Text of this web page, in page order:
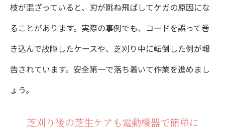
枝が混ざっていると、刃が跳ね飛ばしてケガの原因にな
ることがあります。実際の事例でも、コードを誤って巻
き込んで故障したケースや、芝刈り中に転倒した例が報
告されています。安全第一で落ち着いて作業を進めまし
ょう。
芝刈り後の芝生ケアも電動機器で簡単に